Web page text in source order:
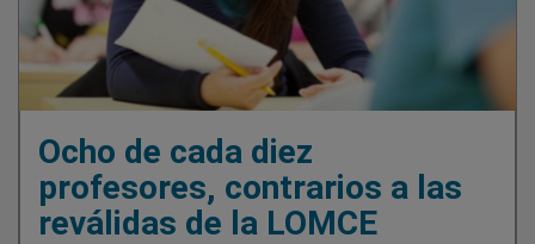
Ocho de cada diez
profesores, contrarios a las
reválidas de la LOMCE